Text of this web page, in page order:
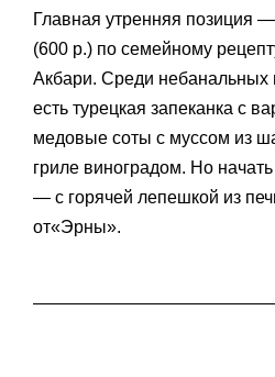
Главная утренняя позиция
(600 р.) по семейному
Акбари. Среди небанальных
есть турецкая запеканка с
медовые соты с муссом из
гриле виноградом. Но
— с горячей лепешкой из
от«Эрны».